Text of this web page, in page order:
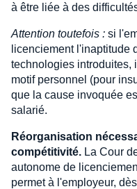
à être liée à des
Attention toutefois : si
licenciement l'inaptitude
technologies introduites,
motif personnel (pour
que la cause invoquée
salarié.
Réorganisation
compétitivité. La Cour
autonome de
permet à l'employeur,